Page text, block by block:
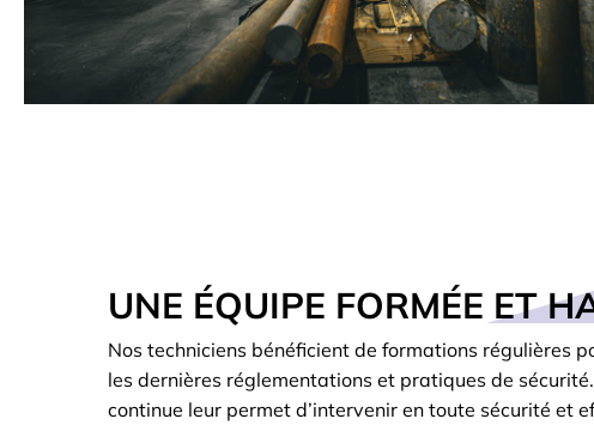
UNE ÉQUIPE FORMÉE ET
Nos techniciens bénéficient de formations régulières
les dernières réglementations et pratiques de
continue leur permet d’intervenir en toute sécurité et